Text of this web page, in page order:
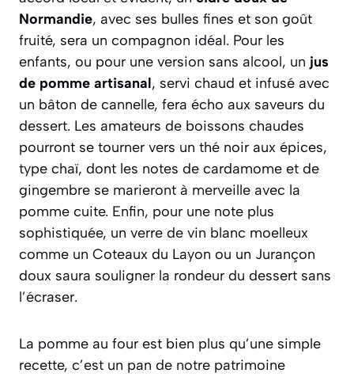
Normandie, avec ses bulles fines et son goût
fruité, sera un compagnon idéal. Pour les
enfants, ou pour une version sans alcool, un jus
de pomme artisanal, servi chaud et infusé avec
un bâton de cannelle, fera écho aux saveurs du
dessert. Les amateurs de boissons chaudes
pourront se tourner vers un thé noir aux épices,
type chaï, dont les notes de cardamome et de
gingembre se marieront à merveille avec la
pomme cuite. Enfin, pour une note plus
sophistiquée, un verre de vin blanc moelleux
comme un Coteaux du Layon ou un Jurançon
doux saura souligner la rondeur du dessert sans
l’écraser.
La pomme au four est bien plus qu’une simple
recette, c’est un pan de notre patrimoine